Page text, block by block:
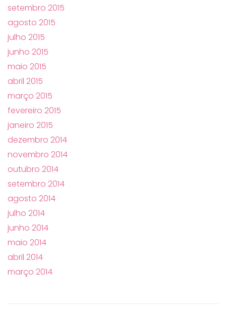
setembro 2015
agosto 2015
julho 2015
junho 2015
maio 2015
abril 2015
março 2015
fevereiro 2015
janeiro 2015
dezembro 2014
novembro 2014
outubro 2014
setembro 2014
agosto 2014
julho 2014
junho 2014
maio 2014
abril 2014
março 2014